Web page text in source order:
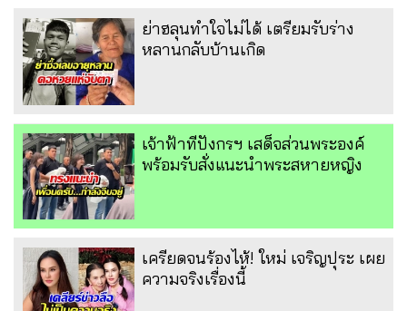
ย่าฮลุนทำใจไม่ได้ เตรียมรับร่าง
หลานกลับบ้านเกิด
เจ้าฟ้าทีปังกรฯ เสด็จส่วนพระองค์
พร้อมรับสั่งแนะนำพระสหายหญิง
เครียดจนร้องไห้! ใหม่ เจริญปุระ เผย
ความจริงเรื่องนี้